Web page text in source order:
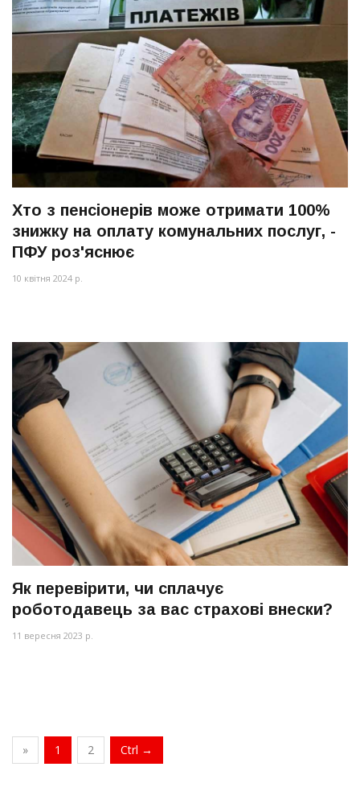
Хто з пенсіонерів може отримати 100%
знижку на оплату комунальних послуг, -
ПФУ роз'яснює
10 квітня 2024 р.
Як перевірити, чи сплачує
роботодавець за вас страхові внески?
11 вересня 2023 р.
» 1 2 Ctrl →